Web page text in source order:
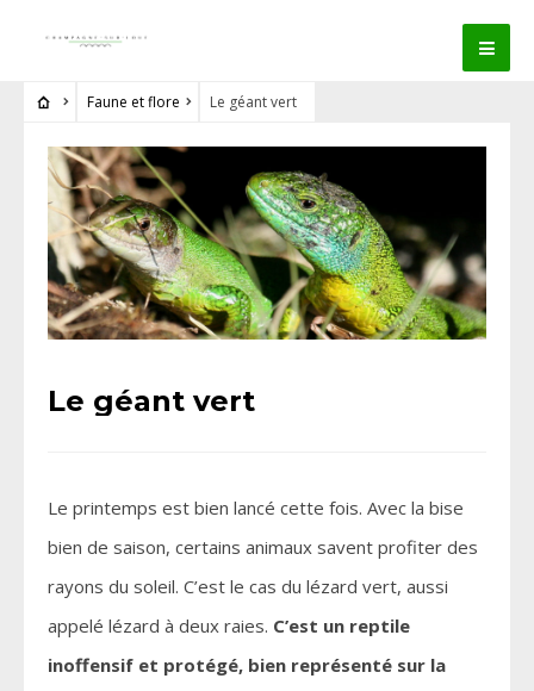
Faune et flore Le géant vert
Le géant vert
Le printemps est bien lancé cette fois. Avec la bise
bien de saison, certains animaux savent profiter des
rayons du soleil. C’est le cas du lézard vert, aussi
appelé lézard à deux raies. C’est un reptile
inoffensif et protégé, bien représenté sur la